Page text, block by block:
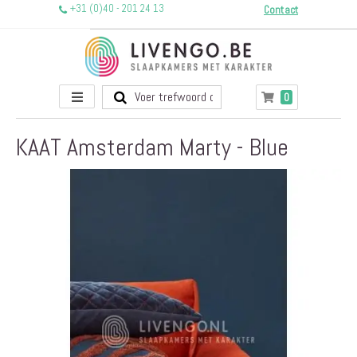
+31 (0)40 - 201 24 13 Contact
Toggle
Nav
Winkelwagen
0producten
KAAT Amsterdam Marty - Blue